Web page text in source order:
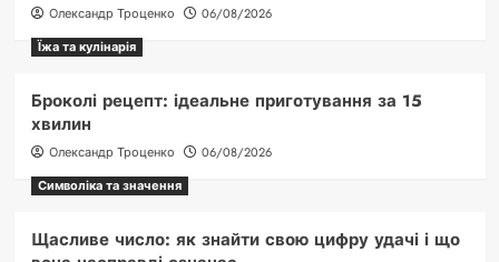
Олександр Троценко
06/08/2026
Їжа та кулінарія
Броколі рецепт: ідеальне приготування за 15
хвилин
Олександр Троценко
06/08/2026
Символіка та значення
Щасливе число: як знайти свою цифру удачі і що